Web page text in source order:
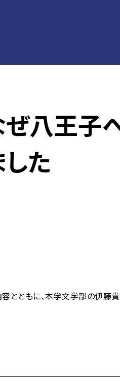
八王子へ
た
とともに、本学文学部の伊藤